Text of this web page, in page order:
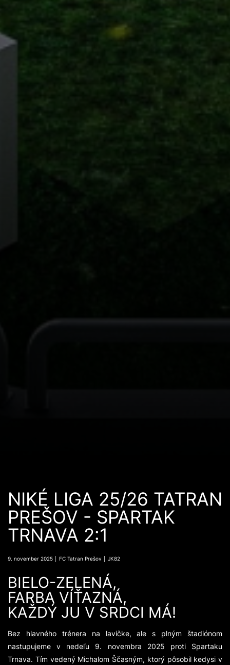
NIKÉ LIGA 25/26 TATRAN
PREŠOV - SPARTAK
TRNAVA 2:1
9. november 2025 │ FC Tatran Prešov │ JK82
BIELO-ZELENÁ,
FARBA VÍŤAZNÁ,
KAŽDÝ JU V SRDCI MÁ!
Bez hlavného trénera na lavičke, ale s plným štadiónom
nastupujeme v nedeľu 9. novembra 2025 proti Spartaku
Trnava. Tím vedený Michalom Ščasným, ktorý pôsobil kedysi v